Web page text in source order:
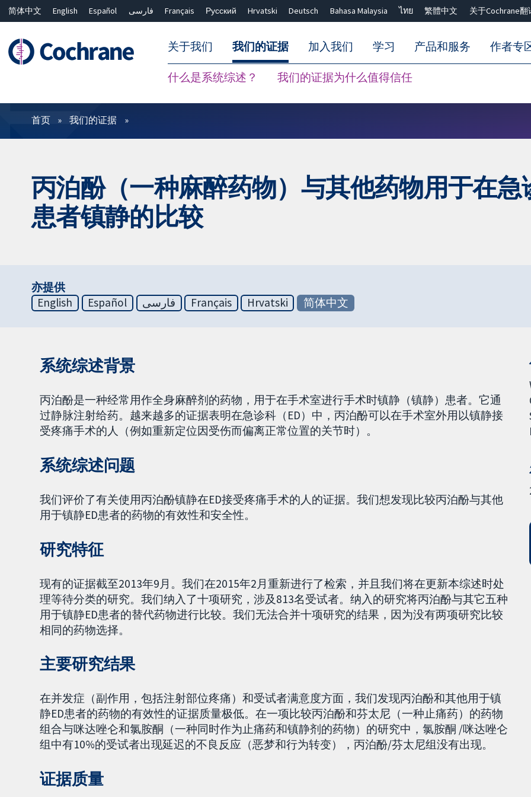
简体中文 English Español فارسی Français Русский Hrvatski Deutsch Bahasa Malaysia ไทย 繁體中文 关于Cochrane翻
关于我们 我们的证据
什么是系统综述？ 我们的证据为什么值得信任
加入我们 学习 产品和服务 作者专
过滤
首页 我们的证据
丙泊酚（一种麻醉药物）与其他药物用于在
患者镇静的比较
亦提供
English
Español فارسی Français Hrvatski 简体中文
系统综述背景
丙泊酚是一种经常用作全身麻醉剂的药物，用于在手术室进行手术时镇静（镇静）患者。它通
过静脉注射给药。越来越多的证据表明在急诊科（ED）中，丙泊酚可以在手术室外用以镇静接
受疼痛手术的人（例如重新定位因受伤而偏离正常位置的关节时）。
系统综述问题
我们评价了有关使用丙泊酚镇静在ED接受疼痛手术的人的证据。我们想发现比较丙泊酚与其他
用于镇静ED患者的药物的有效性和安全性。
研究特征
现有的证据截至2013年9月。我们在2015年2月重新进行了检索，并且我们将在更新本综述时处
理等待分类的研究。我们纳入了十项研究，涉及813名受试者。纳入的研究将丙泊酚与其它五种
用于镇静ED患者的替代药物进行比较。我们无法合并十项研究的结果，因为没有两项研究比较
相同的药物选择。
主要研究结果
在并发症（副作用，包括注射部位疼痛）和受试者满意度方面，我们发现丙泊酚和其他用于镇
静ED患者的药物的有效性的证据质量极低。在一项比较丙泊酚和芬太尼（一种止痛药）的药物
组合与咪达唑仑和氯胺酮（一种同时作为止痛药和镇静剂的药物）的研究中，氯胺酮 /咪达唑仑
组中有10%的受试者出现延迟的不良反应（恶梦和行为转变），丙泊酚/芬太尼组没有出现。
证据质量